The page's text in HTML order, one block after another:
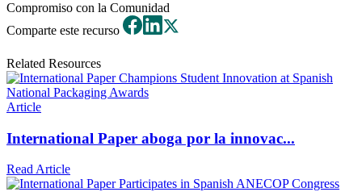
Compromiso con la Comunidad
Comparte este recurso
Related Resources
Article
International Paper aboga por la innovac...
Read Article